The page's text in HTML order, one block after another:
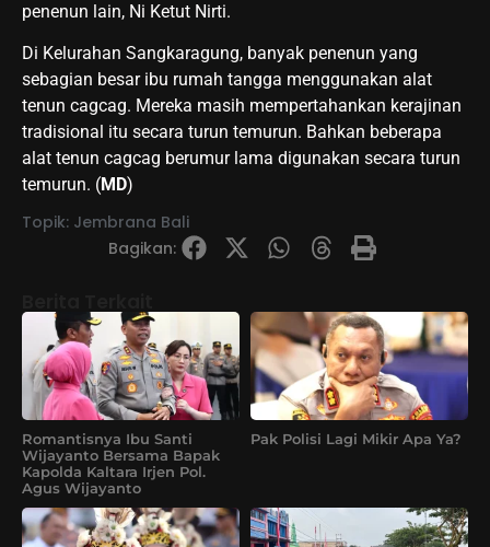
penenun lain, Ni Ketut Nirti.
Di Kelurahan Sangkaragung, banyak penenun yang
sebagian besar ibu rumah tangga menggunakan alat
tenun cagcag. Mereka masih mempertahankan kerajinan
tradisional itu secara turun temurun. Bahkan beberapa
alat tenun cagcag berumur lama digunakan secara turun
temurun. (MD)
Topik: Jembrana Bali
Bagikan:
Romantisnya Ibu Santi
Wijayanto Bersama Bapak
Kapolda Kaltara Irjen Pol.
Agus Wijayanto
Pak Polisi Lagi Mikir Apa Ya?